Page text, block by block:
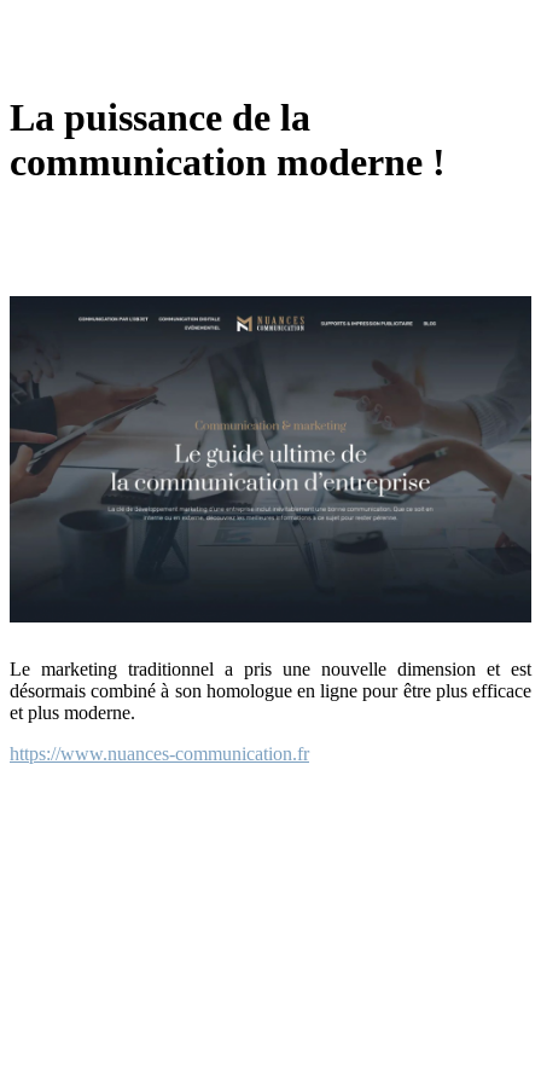
La puissance de la
communication moderne !
Le marketing traditionnel a pris une nouvelle dimension et est
désormais combiné à son homologue en ligne pour être plus efficace
et plus moderne.
https://www.nuances-communication.fr